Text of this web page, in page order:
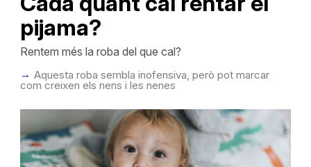
pijama?
Rentem més la roba del que cal?
Aquesta roba sembla inofensiva, però pot marcar
com creixen els nens i les nenes